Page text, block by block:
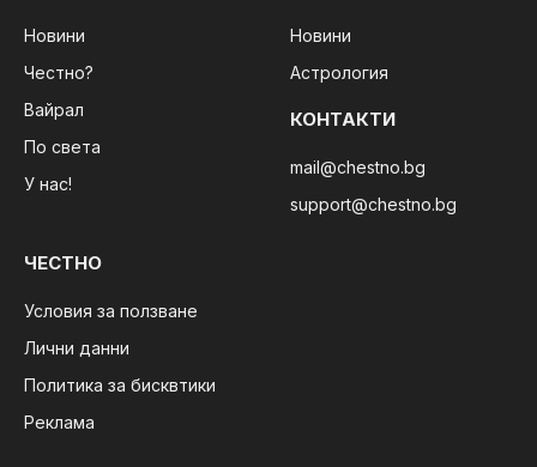
Новини
Честно?
Вайрал
По света
У нас!
Новини
Астрология
КОНТАКТИ
mail@chestno.bg
support@chestno.bg
ЧЕСТНО
Условия за ползване
Лични данни
Политика за бисквтики
Реклама